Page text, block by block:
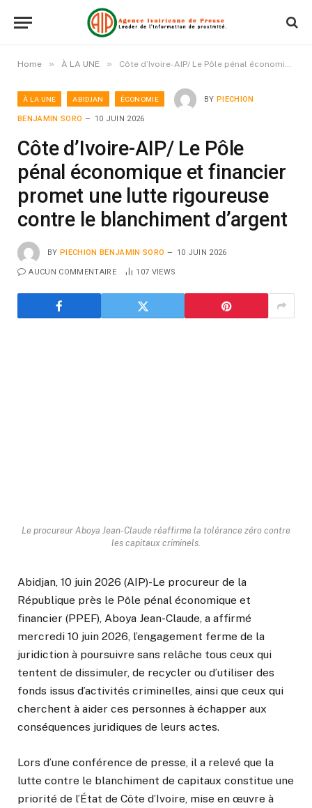
Home » À LA UNE » Côte d’Ivoire-AIP/ Le Pôle pénal économique et financier promet une lutte rigoureuse contre le blanchiment d’argent
À LA UNE ABIDJAN ÉCONOMIE BY PIECHION
BENJAMIN SORO 10 JUIN 2026
Côte d’Ivoire-AIP/ Le Pôle
pénal économique et financier
promet une lutte rigoureuse
contre le blanchiment d’argent
BY PIECHION BENJAMIN SORO 10 JUIN 2026
AUCUN COMMENTAIRE 107 VIEWS
Le procureur Aboya Jean-Claude réaffirme la tolérance zéro contre
les capitaux criminels.
Abidjan, 10 juin 2026 (AIP)-Le procureur de la
République près le Pôle pénal économique et
financier (PPEF), Aboya Jean-Claude, a affirmé
mercredi 10 juin 2026, l’engagement ferme de la
juridiction à poursuivre sans relâche tous ceux qui
tentent de dissimuler, de recycler ou d’utiliser des
fonds issus d’activités criminelles, ainsi que ceux qui
cherchent à aider ces personnes à échapper aux
conséquences juridiques de leurs actes.
Lors d’une conférence de presse, il a relevé que la
lutte contre le blanchiment de capitaux constitue une
priorité de l’État de Côte d’Ivoire, mise en œuvre à